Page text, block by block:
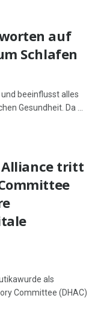
auf
Schlafen
beeinflusst alles
Gesundheit. Da ...
Alliance tritt
als
Committee (DHAC)